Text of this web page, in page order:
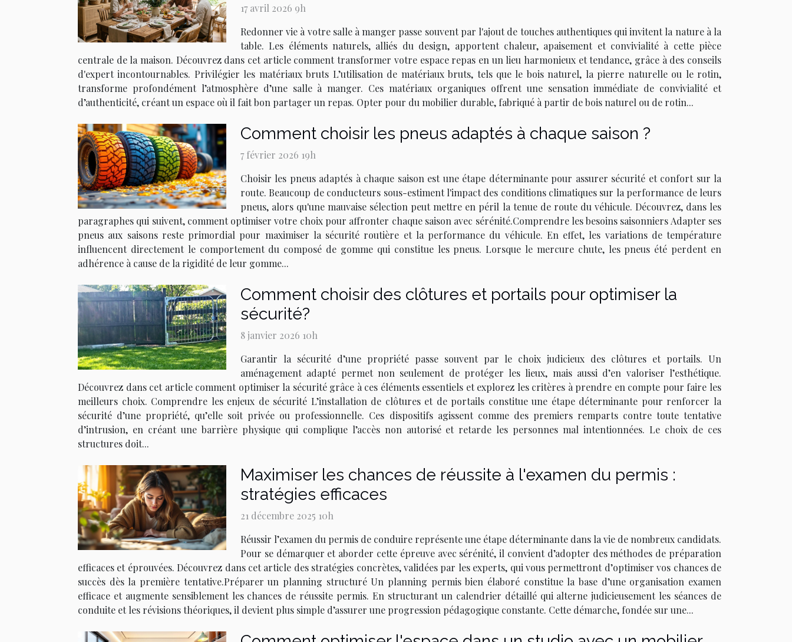
17 avril 2026 9h
Redonner vie à votre salle à manger passe souvent par l'ajout de touches authentiques qui invitent la nature à la
table. Les éléments naturels, alliés du design, apportent chaleur, apaisement et convivialité à cette pièce
centrale de la maison. Découvrez dans cet article comment transformer votre espace repas en un lieu harmonieux et tendance, grâce à des conseils
d'expert incontournables. Privilégier les matériaux bruts L’utilisation de matériaux bruts, tels que le bois naturel, la pierre naturelle ou le rotin,
transforme profondément l’atmosphère d’une salle à manger. Ces matériaux organiques offrent une sensation immédiate de convivialité et
d’authenticité, créant un espace où il fait bon partager un repas. Opter pour du mobilier durable, fabriqué à partir de bois naturel ou de rotin...
Comment choisir les pneus adaptés à chaque saison ?
7 février 2026 19h
Choisir les pneus adaptés à chaque saison est une étape déterminante pour assurer sécurité et confort sur la
route. Beaucoup de conducteurs sous-estiment l'impact des conditions climatiques sur la performance de leurs
pneus, alors qu'une mauvaise sélection peut mettre en péril la tenue de route du véhicule. Découvrez, dans les
paragraphes qui suivent, comment optimiser votre choix pour affronter chaque saison avec sérénité.Comprendre les besoins saisonniers Adapter ses
pneus aux saisons reste primordial pour maximiser la sécurité routière et la performance du véhicule. En effet, les variations de température
influencent directement le comportement du composé de gomme qui constitue les pneus. Lorsque le mercure chute, les pneus été perdent en
adhérence à cause de la rigidité de leur gomme...
Comment choisir des clôtures et portails pour optimiser la
sécurité?
8 janvier 2026 10h
Garantir la sécurité d’une propriété passe souvent par le choix judicieux des clôtures et portails. Un
aménagement adapté permet non seulement de protéger les lieux, mais aussi d’en valoriser l’esthétique.
Découvrez dans cet article comment optimiser la sécurité grâce à ces éléments essentiels et explorez les critères à prendre en compte pour faire les
meilleurs choix. Comprendre les enjeux de sécurité L’installation de clôtures et de portails constitue une étape déterminante pour renforcer la
sécurité d’une propriété, qu’elle soit privée ou professionnelle. Ces dispositifs agissent comme des premiers remparts contre toute tentative
d’intrusion, en créant une barrière physique qui complique l’accès non autorisé et retarde les personnes mal intentionnées. Le choix de ces
structures doit...
Maximiser les chances de réussite à l'examen du permis :
stratégies efficaces
21 décembre 2025 10h
Réussir l’examen du permis de conduire représente une étape déterminante dans la vie de nombreux candidats.
Pour se démarquer et aborder cette épreuve avec sérénité, il convient d’adopter des méthodes de préparation
efficaces et éprouvées. Découvrez dans cet article des stratégies concrètes, validées par les experts, qui vous permettront d’optimiser vos chances de
succès dès la première tentative.Préparer un planning structuré Un planning permis bien élaboré constitue la base d’une organisation examen
efficace et augmente sensiblement les chances de réussite permis. En structurant un calendrier détaillé qui alterne judicieusement les séances de
conduite et les révisions théoriques, il devient plus simple d’assurer une progression pédagogique constante. Cette démarche, fondée sur une...